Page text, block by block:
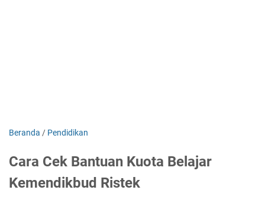
Beranda / Pendidikan
Cara Cek Bantuan Kuota Belajar
Kemendikbud Ristek